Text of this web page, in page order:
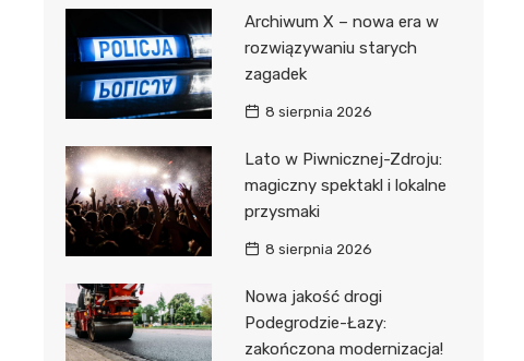
Archiwum X – nowa era w
rozwiązywaniu starych
zagadek
8 sierpnia 2026
Lato w Piwnicznej-Zdroju:
magiczny spektakl i lokalne
przysmaki
8 sierpnia 2026
Nowa jakość drogi
Podegrodzie-Łazy:
zakończona modernizacja!